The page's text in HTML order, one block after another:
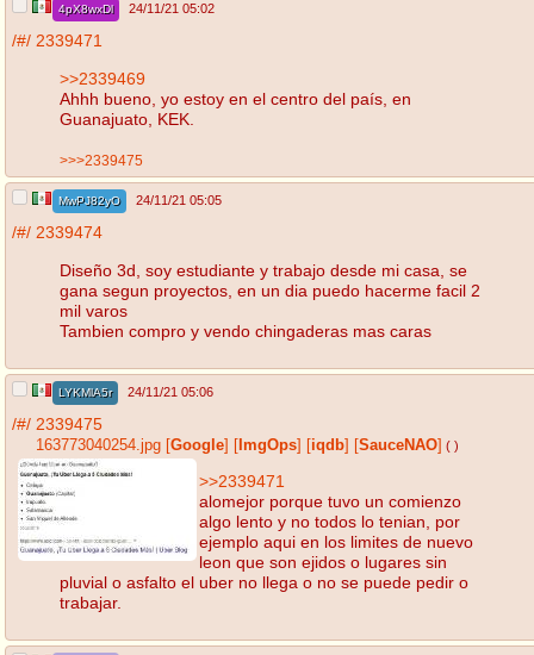
4pX8wxDl 24/11/21 05:02
/#/ 2339471
>>2339469
Ahhh bueno, yo estoy en el centro del país, en
Guanajuato, KEK.
>>>2339475
MwPJ82yO 24/11/21 05:05
/#/ 2339474
Diseño 3d, soy estudiante y trabajo desde mi casa, se
gana segun proyectos, en un dia puedo hacerme facil 2
mil varos
Tambien compro y vendo chingaderas mas caras
LYKMlA5r 24/11/21 05:06
/#/ 2339475
163773040254.jpg Google ImgOps iqdb SauceNAO ( )
>>2339471
alomejor porque tuvo un comienzo
algo lento y no todos lo tenian, por
ejemplo aqui en los limites de nuevo
leon que son ejidos o lugares sin
pluvial o asfalto el uber no llega o no se puede pedir o
trabajar.